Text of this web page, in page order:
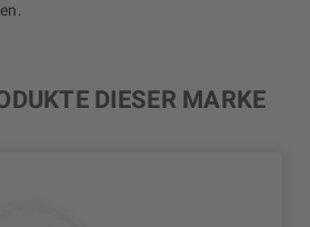
DIESER MARKE